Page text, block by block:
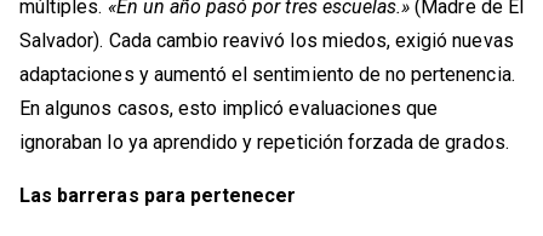
múltiples. «En un año pasó por tres escuelas.» (Madre de El
Salvador). Cada cambio reavivó los miedos, exigió nuevas
adaptaciones y aumentó el sentimiento de no pertenencia.
En algunos casos, esto implicó evaluaciones que
ignoraban lo ya aprendido y repetición forzada de grados.
Las barreras para pertenecer